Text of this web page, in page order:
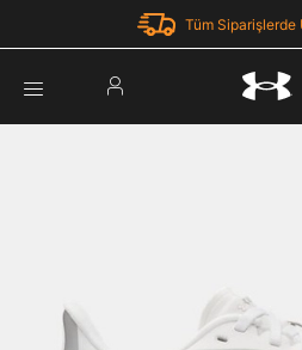
Tüm Siparişlerde
Parola Yenileme